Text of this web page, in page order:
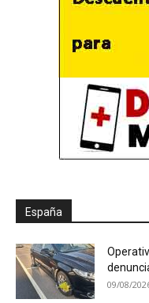
España
09/08/